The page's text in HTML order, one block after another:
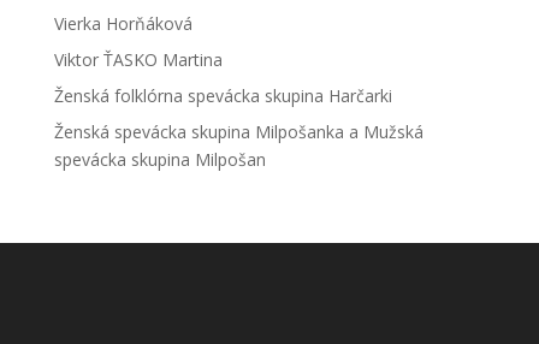
Vierka Horňáková
Viktor ŤASKO Martina
Ženská folklórna spevácka skupina Harčarki
Ženská spevácka skupina Milpošanka a Mužská
spevácka skupina Milpošan